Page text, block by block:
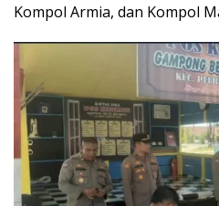
Kompol Armia, dan Kompol